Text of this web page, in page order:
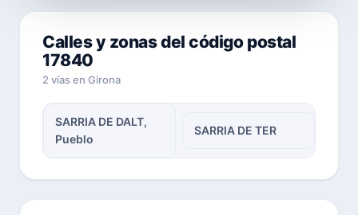
Calles y zonas del código postal
17840
2 vías en Girona
SARRIA DE DALT,
Pueblo
SARRIA DE TER